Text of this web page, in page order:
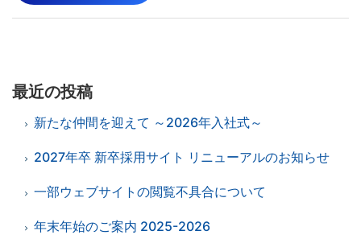
最近の投稿
新たな仲間を迎えて ～2026年入社式～
2027年卒 新卒採用サイト リニューアルのお知らせ
一部ウェブサイトの閲覧不具合について
年末年始のご案内 2025-2026